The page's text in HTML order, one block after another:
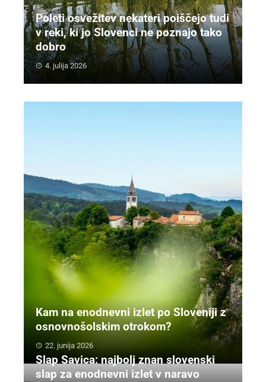
Poleti osvežitev nekateri poiščejo tudi
v reki, ki jo Slovenci ne poznajo tako
dobro
4. julija 2026
Kam na enodnevni izlet po Sloveniji z
osnovnošolskim otrokom?
22. junija 2026
Slap Savica: najbolj znan slovenski
slap za enodnevni izlet v naravo